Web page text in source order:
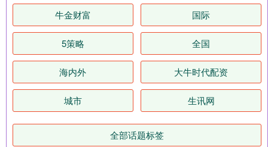
牛金财富 国际
5策略 全国
海内外 大牛时代配资
城市 生讯网
全部话题标签